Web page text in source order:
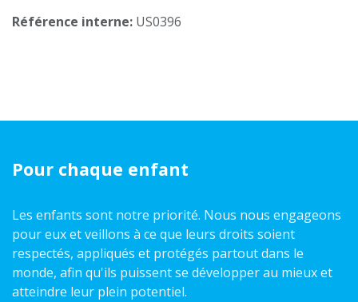
Référence interne: US0396
Pour chaque enfant
Les enfants sont notre priorité. Nous nous engageons
pour eux et veillons à ce que leurs droits soient
respectés, appliqués et protégés partout dans le
monde, afin qu'ils puissent se développer au mieux et
atteindre leur plein potentiel.